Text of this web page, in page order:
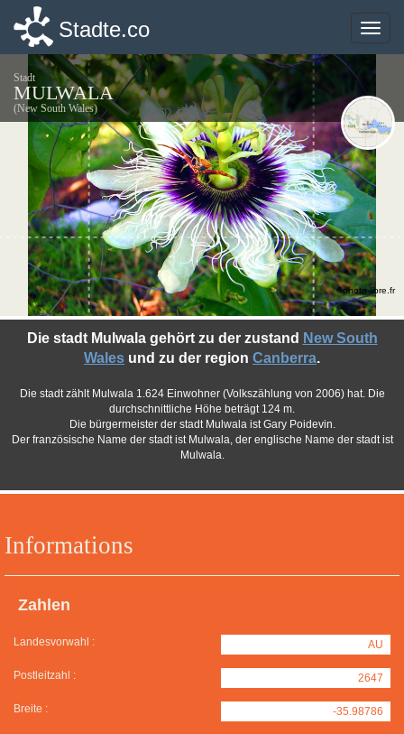
Toggle
Stadte.co
Stadt
MULWALA
(New South Wales)
Informations
Zahlen
Landesvorwahl : AU
Postleitzahl : 2647
Breite : -35.98786
Die stadt Mulwala gehört zu der zustand New South
Wales und zu der region Canberra.
Die stadt zählt Mulwala 1.624 Einwohner (Volkszählung von 2006) hat. Die
durchschnittliche Höhe beträgt 124 m.
Die bürgermeister der stadt Mulwala ist Gary Poidevin.
Der französische Name der stadt ist Mulwala, der englische Name der stadt ist
Mulwala.
©photo-libre.fr
Toggle
Stadte.co